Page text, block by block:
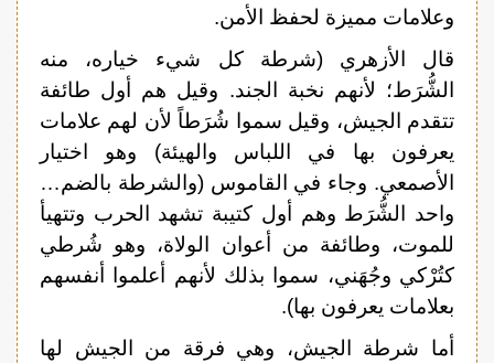
وعلامات مميزة لحفظ الأمن.
قال الأزهري (شرطة كل شيء خياره، منه
الشُّرَط؛ لأنهم نخبة الجند. وقيل هم أول طائفة
تتقدم الجيش، وقيل سموا شُرَطاً لأن لهم علامات
يعرفون بها في اللباس والهيئة) وهو اختيار
الأصمعي. وجاء في القاموس (والشرطة بالضم…
واحد الشُّرَط وهم أول كتيبة تشهد الحرب وتتهيأ
للموت، وطائفة من أعوان الولاة، وهو شُرطي
كتُرْكي وجُهَني، سموا بذلك لأنهم أعلموا أنفسهم
بعلامات يعرفون بها).
أما شرطة الجيش، وهي فرقة من الجيش لها